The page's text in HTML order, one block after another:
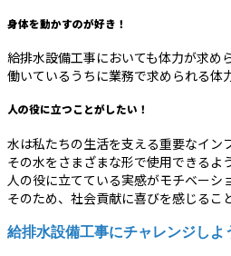
身体を動かすのが好き！
給排水設備工事においても体力が求め
働いているうちに業務で求められる体
人の役に立つことがしたい！
水は私たちの生活を支える重要なイン
その水をさまざまな形で使用できるよ
人の役に立てている実感がモチベーシ
そのため、社会貢献に喜びを感じるこ
給排水設備工事にチャレンジしよ